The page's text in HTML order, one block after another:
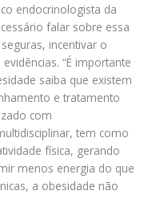
endocrinologista da
falar sobre essa
incentivar o
“É importante
saiba que existem
e tratamento
com
tem como
física, gerando
menos energia do que
a obesidade não